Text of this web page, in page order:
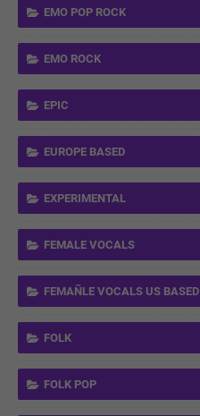
EMO POP ROCK
EMO ROCK
EPIC
EUROPE BASED
EXPERIMENTAL
FEMALE VOCALS
FEMAÑLE VOCALS US BASED
FOLK
FOLK POP